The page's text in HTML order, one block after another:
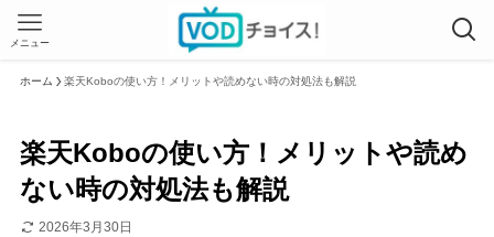
メニュー
ホーム 楽天Koboの使い方！メリットや読めない時の対処法も解説
楽天Koboの使い方！メリットや読め
ない時の対処法も解説
2026年3月30日